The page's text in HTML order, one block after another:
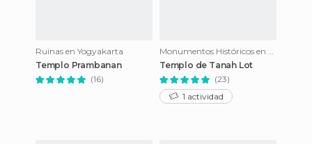
Ruinas en Yogyakarta
Templo Prambanan
(16)
Monumentos Históricos en Tanah Lot
Templo de Tanah Lot
(23)
1 actividad